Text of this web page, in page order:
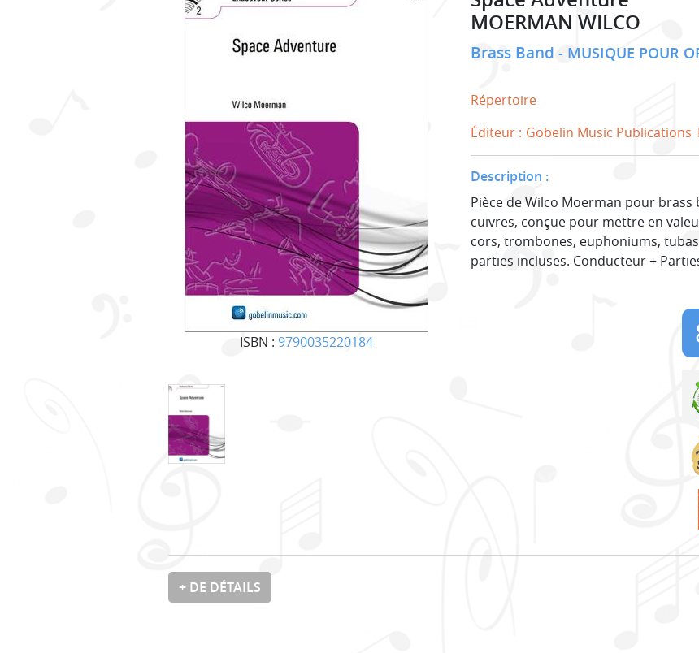
ISBN : 9790035220184
MOERMAN WILCO
Brass Band MUSIQUE POUR
Répertoire
Éditeur : Gobelin Music Publications
Description :
Pièce de Wilco Moerman pour
cuivres, conçue pour mettre en
cors, trombones, euphoniums,
parties incluses. Conducteur +
+ DE DÉTAILS